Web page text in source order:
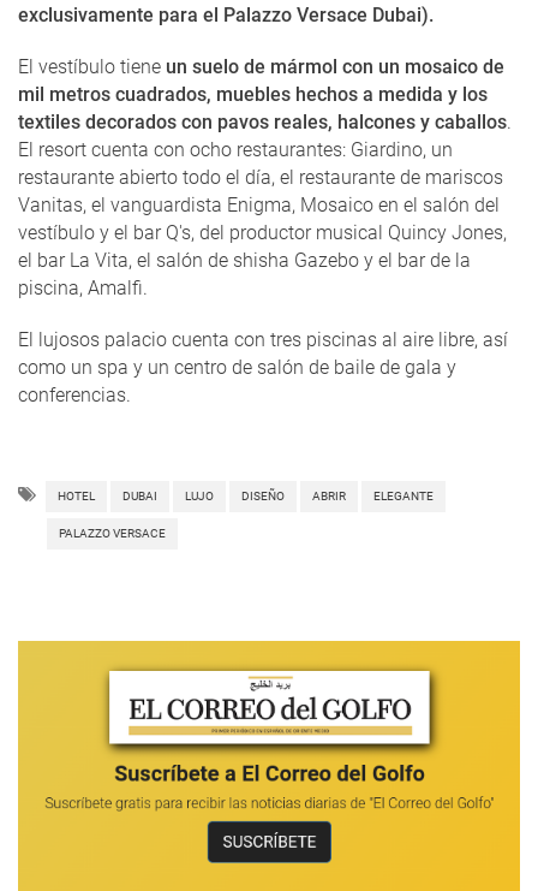
exclusivamente para el Palazzo Versace Dubai).
El vestíbulo tiene un suelo de mármol con un mosaico de
mil metros cuadrados, muebles hechos a medida y los
textiles decorados con pavos reales, halcones y caballos.
El resort cuenta con ocho restaurantes: Giardino, un
restaurante abierto todo el día, el restaurante de mariscos
Vanitas, el vanguardista Enigma, Mosaico en el salón del
vestíbulo y el bar Q's, del productor musical Quincy Jones,
el bar La Vita, el salón de shisha Gazebo y el bar de la
piscina, Amalfi.
El lujosos palacio cuenta con tres piscinas al aire libre, así
como un spa y un centro de salón de baile de gala y
conferencias.
HOTEL DUBAI LUJO DISEÑO ABRIR ELEGANTE
PALAZZO VERSACE